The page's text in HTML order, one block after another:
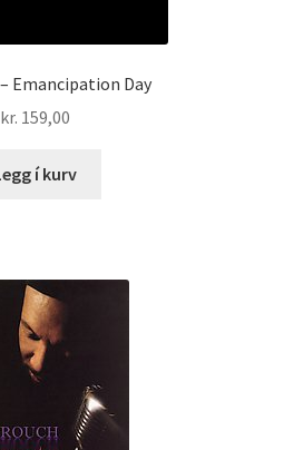
Emancipation Day
kr. 159,00
í kurv